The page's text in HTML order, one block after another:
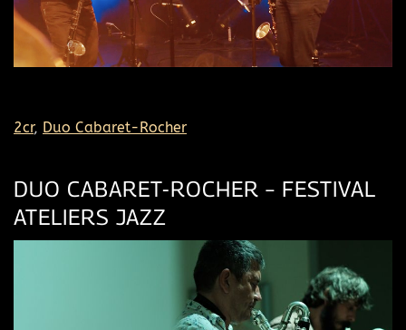
2cr, Duo Cabaret-Rocher
DUO CABARET-ROCHER – FESTIVAL
ATELIERS JAZZ